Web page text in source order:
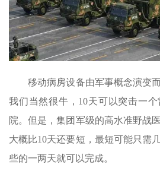
移动病房设备由军事概念演变而
我们当然很牛，10天可以突击一
院。但是，集团军级的高水准野战
大概比10天还要短，最短可能只需
些的一两天就可以完成。